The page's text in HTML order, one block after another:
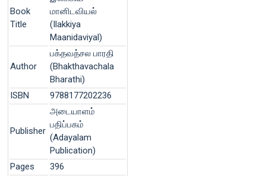
Book
Title
மானிடவியல்
(Ilakkiya
Maanidaviyal)
Author
பக்தவத்சல பாரதி
(Bhakthavachala
Bharathi)
ISBN
9788177202236
Publisher
அடையாளம்
பதிப்பகம்
(Adayalam
Publication)
Pages
396